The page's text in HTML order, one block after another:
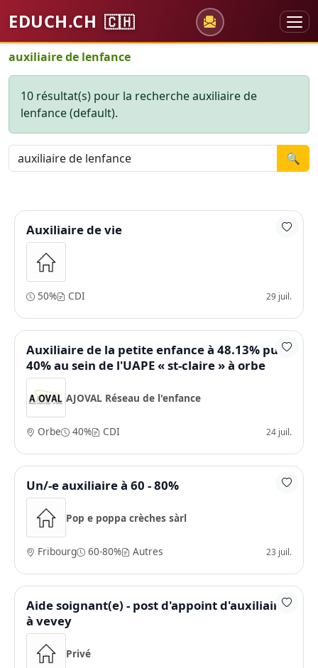
EDUCH.CH 🇨🇭
auxiliaire de lenfance
10 résultat(s) pour la recherche auxiliaire de
lenfance (default).
🔍
Auxiliaire de vie
50% CDI 29 juil.
Auxiliaire de la petite enfance à 48.13% puis
40% au sein de l'UAPE « st-claire » à orbe
AJOVAL Réseau de l'enfance
Orbe 40% CDI 24 juil.
Un/-e auxiliaire à 60 - 80%
Pop e poppa crèches sàrl
Fribourg 60-80% Autres 23 juil.
Aide soignant(e) - post d'appoint d'auxiliaire
à vevey
Privé